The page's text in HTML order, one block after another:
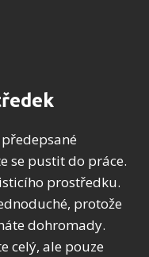
se pustit do práce.
prostředku.
protože
dohromady.
celý, ale pouze